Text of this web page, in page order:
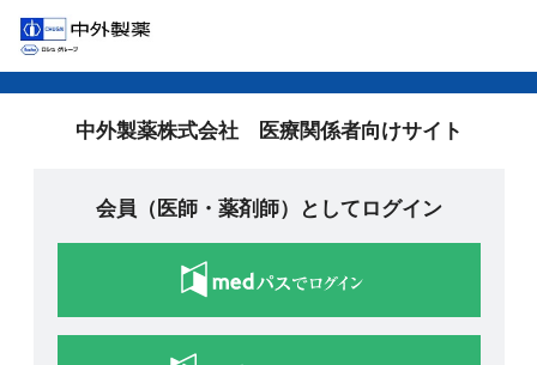
中外製薬株式会社 医療関係者向けサイト
会員（医師・薬剤師）としてログイン